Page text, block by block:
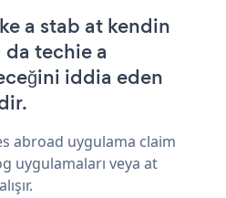
a stab at kendin
techie a
iddia eden
abroad uygulama claim
uygulamaları veya at